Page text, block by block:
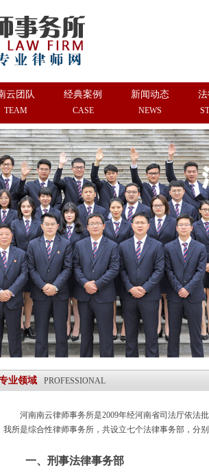
云团队
TEAM
经典案例
CASE
新闻动态
NEWS
业领域 PROFESSIONAL
河南南云律师事务所是2009年经河南省司法厅依法批
我所是综合性律师事务所，共设立七个法律事务部，分别
一、刑事法律事务部